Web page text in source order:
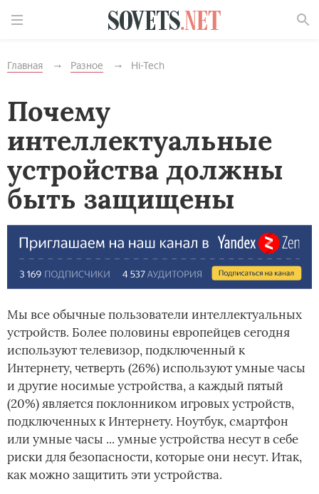
Главная Разное Hi-Tech
Почему
интеллектуальные
устройства должны
быть защищены
Мы все обычные пользователи интеллектуальных
устройств. Более половины европейцев сегодня
используют телевизор, подключенный к
Интернету, четверть (26%) используют умные часы
и другие носимые устройства, а каждый пятый
(20%) является поклонником игровых устройств,
подключенных к Интернету. Ноутбук, смартфон
или умные часы ... умные устройства несут в себе
риски для безопасности, которые они несут. Итак,
как можно защитить эти устройства.